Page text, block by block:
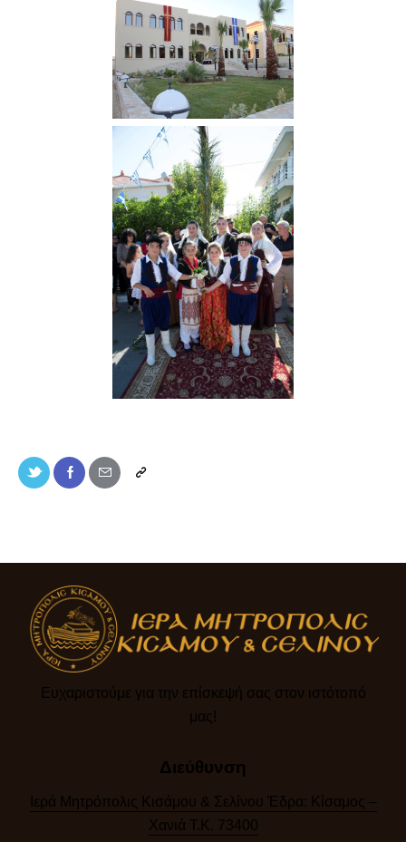
Ευχαριστούμε για την επίσκεψή σας στον ιστότοπό
μας!​
Διεύθυνση
Ιερά Μητρόπολις Κισάμου & Σελίνου Έδρα: Κίσαμος –
Χανιά Τ.Κ. 73400